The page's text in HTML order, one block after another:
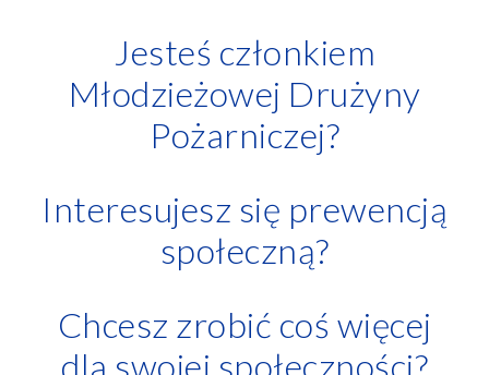
Jesteś członkiem
Młodzieżowej Drużyny
Pożarniczej?
Interesujesz się prewencją
społeczną?
Chcesz zrobić coś więcej
dla swojej społeczności?